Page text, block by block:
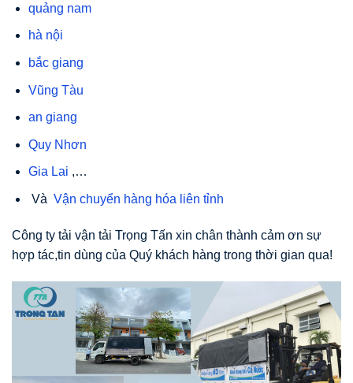
quảng nam
hà nội
bắc giang
Vũng Tàu
an giang
Quy Nhơn
Gia Lai ,…
Và Vận chuyển hàng hóa liên tỉnh
Công ty tải vận tải Trọng Tấn xin chân thành cảm ơn sự
hợp tác,tin dùng của Quý khách hàng trong thời gian qua!